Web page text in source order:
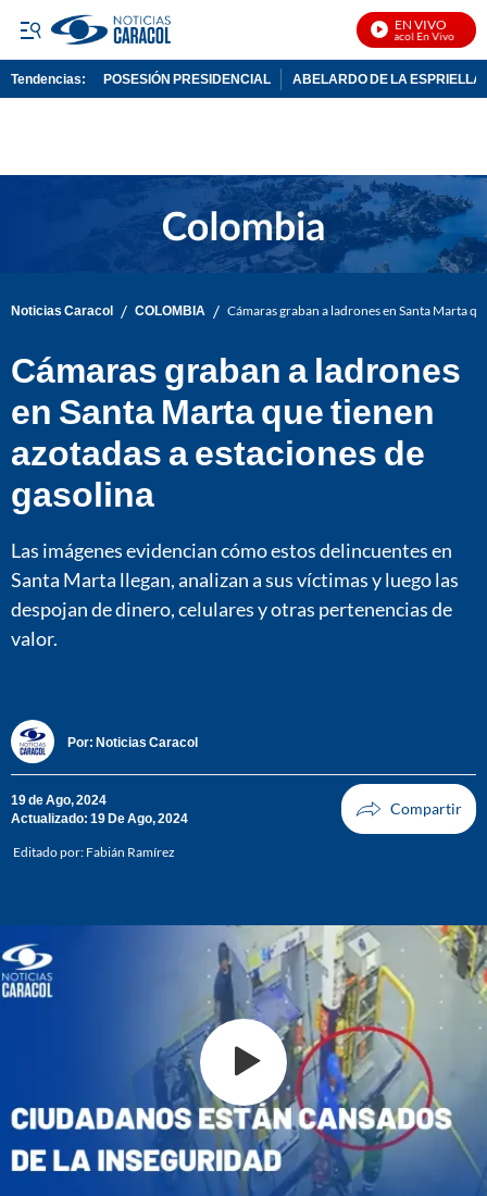
EN VIVO
Noticias Caracol En Vivo
Tendencias: POSESIÓN PRESIDENCIAL ABELARDO DE LA ESPRIELLA
Noticias Caracol / COLOMBIA / Cámaras graban a ladrones en Santa Marta
Cámaras graban a ladrones
en Santa Marta que tienen
azotadas a estaciones de
gasolina
Las imágenes evidencian cómo estos delincuentes en
Santa Marta llegan, analizan a sus víctimas y luego las
despojan de dinero, celulares y otras pertenencias de
valor.
Por: Noticias Caracol
19 de Ago, 2024
Actualizado: 19 De Ago, 2024
Editado por: Fabián Ramírez